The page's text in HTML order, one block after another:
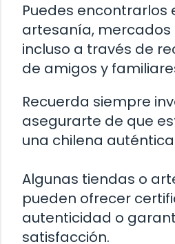
Puedes encontrarlos
artesanía, mercados
incluso a través de
de amigos y
Recuerda siempre
asegurarte de que
una chilena
Algunas tiendas o
pueden ofrecer
autenticidad o
satisfacción.